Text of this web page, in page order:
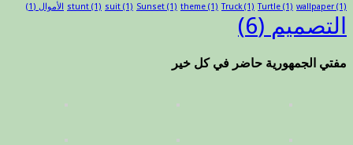
stunt (1) suit (1) Sunset (1) theme (1) Truck(1) Turtle (1) wallpaper (1) الأموال (1)
التصميم (6)
مفتي الجمهورية حاضر في كل خير